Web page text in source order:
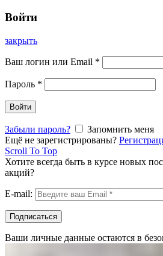
Войти
закрыть
Ваш логин или Email *
Пароль *
Войти
Забыли пароль?
Запомнить меня
Ещё не зарегистрированы?
Scroll To Top
Хотите всегда быть в курсе новых
акций?
E-mail:
Ваши личные данные остаются в